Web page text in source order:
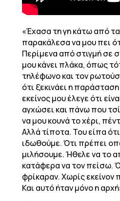
«Έχασα τη γη κάτω από
παρακάλεσα να μου πει
Περίμενα από στιγμή σε
μου κάνει πλάκα, όπως
τηλέφωνο και τον
ότι ξεκινάει η
εκείνος μου έλεγε ότι
αγχώσει και πάνω που
να μου κουνά το χέρι,
Αλλά τίποτα. Του είπα
ιδωθούμε. Ότι πρέπει
μιλήσουμε. Ήθελε να το
κατάφερα να τον πείσω.
φρίκαραν. Χωρίς
Και αυτό ήταν μόνο η